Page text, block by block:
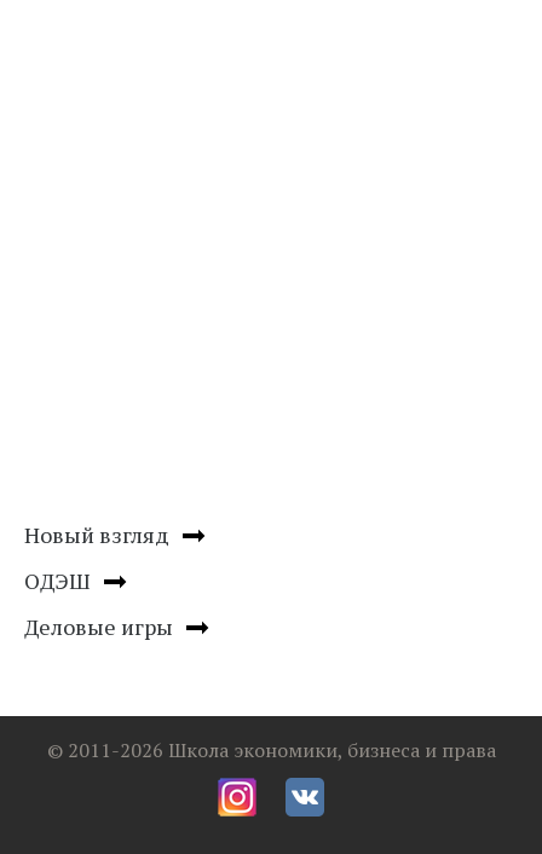
Новый взгляд
ОДЭШ
Деловые игры
© 2011-2026 Школа экономики, бизнеса и права